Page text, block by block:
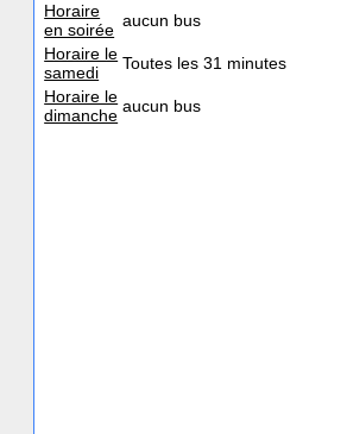
Horaire
en soirée aucun bus
Horaire le
samedi
Toutes les 31 minutes
Horaire le
dimanche aucun bus